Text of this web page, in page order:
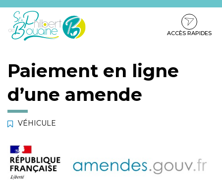
Aller
Aller
contenu
Aller
pied
ACCÈS RAPIDES
Paiement en ligne
d’une amende
VÉHICULE